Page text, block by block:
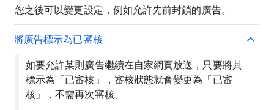
您之後可以變更設定，例如允許先前封鎖的廣告。
將廣告標示為已審核
如要允許某則廣告繼續在自家網頁放送，只要將其
標示為「已審核」，審核狀態就會變更為「已審
核」，不需再次審核。